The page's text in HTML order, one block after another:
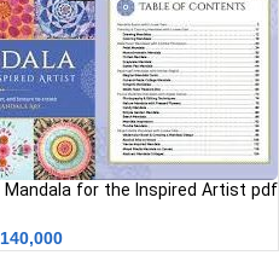
Mandala for the Inspired Artist pdf (ماندالا برای هنرمند الهام بخش)
140,000